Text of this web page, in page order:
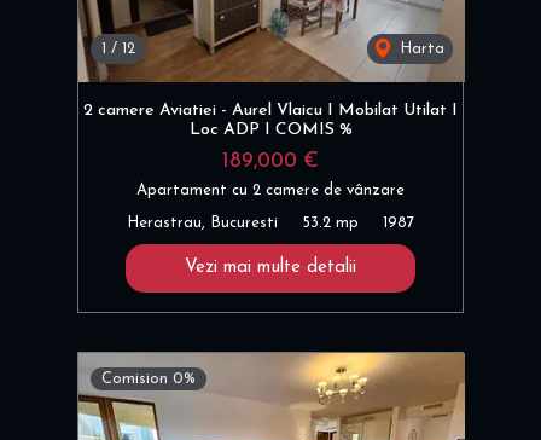
1 / 12 Harta
2 camere Aviatiei - Aurel Vlaicu I Mobilat Utilat I
Loc ADP I COMIS %
189,000 €
Apartament cu 2 camere de vânzare
Herastrau, Bucuresti 53.2 mp 1987
Vezi mai multe detalii
Comision 0%